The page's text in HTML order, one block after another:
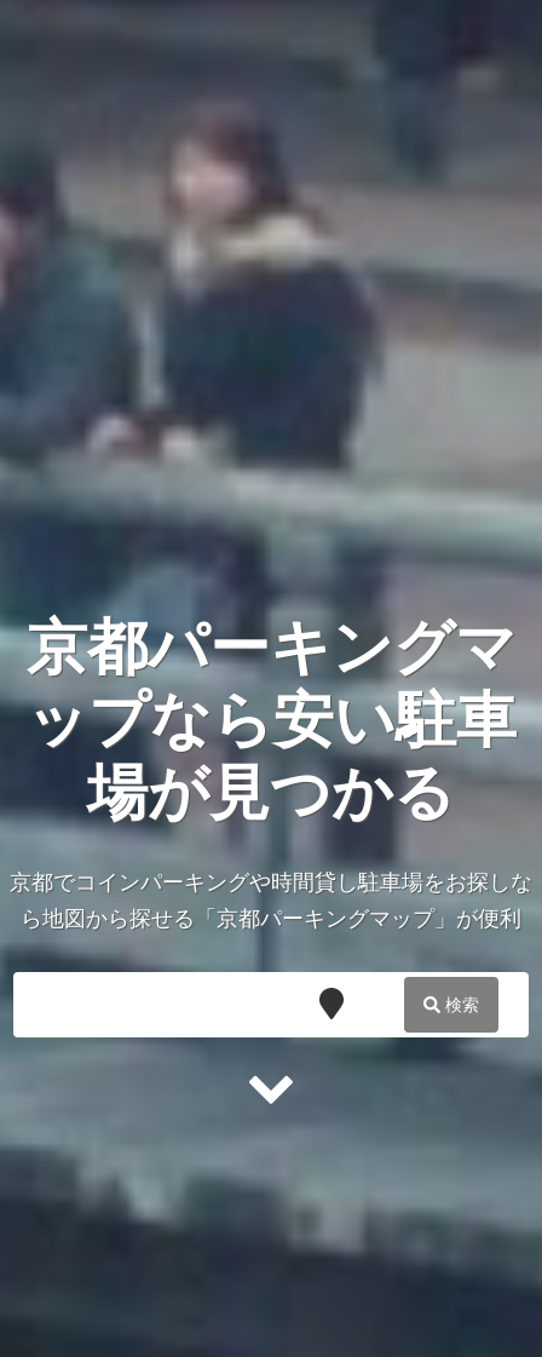
京都パーキングマ
ップなら安い駐車
場が見つかる
京都でコインパーキングや時間貸し駐車場をお探しな
ら地図から探せる「京都パーキングマップ」が便利
検索